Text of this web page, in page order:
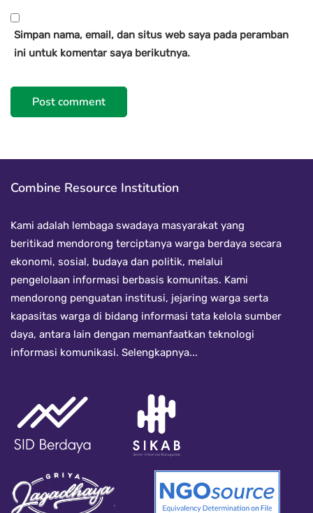
Simpan nama, email, dan situs web saya pada peramban
ini untuk komentar saya berikutnya.
Combine Resource Institution
Kami adalah lembaga swadaya masyarakat yang
beritikad mendorong terciptanya warga berdaya secara
ekonomi, sosial, budaya dan politik, melalui
pengelolaan informasi berbasis komunitas. Kami
mendorong penguatan institusi, jejaring warga serta
kapasitas warga di bidang informasi tata kelola sumber
daya, antara lain dengan memanfaatkan teknologi
informasi komunikasi. Selengkapnya...